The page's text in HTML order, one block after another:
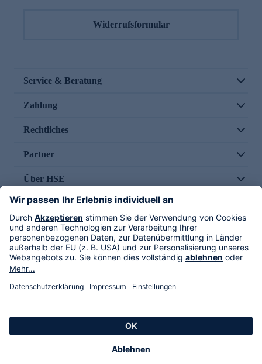
Widerrufsformular
Service & Beratung
Zahlung
Rechtliches
Partner
Über HSE
Im TV
HSE International